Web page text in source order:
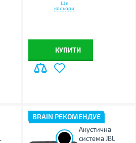
Ще
кольори
КУПИТИ
BRAIN РЕКОМЕНДУЄ
Акустична
система JBL